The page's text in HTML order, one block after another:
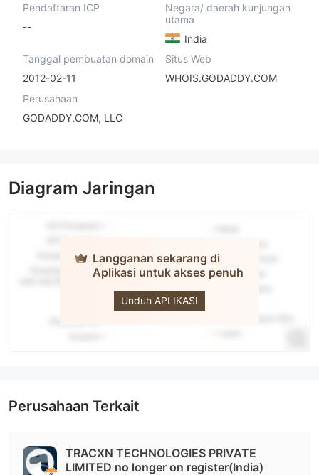
Pendaftaran ICP
--
Negara/ daerah kunjungan
utama
India
Tanggal pembuatan domain
2012-02-11
Situs Web
WHOIS.GODADDY.COM
Perusahaan
GODADDY.COM, LLC
Diagram Jaringan
Langganan sekarang di
Aplikasi untuk akses penuh
Unduh APLIKASI
Tracxn
Perusahaan Terkait
TRACXN TECHNOLOGIES PRIVATE
LIMITED no longer on register(India)